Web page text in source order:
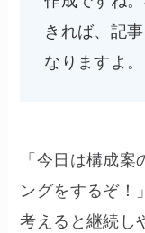
きれば、記
なりますよ。
「今日は構成
ングをするぞ！
考えると継続し